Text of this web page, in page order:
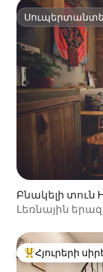
Բնակելի տուն
Լեռնային
Հյուրերի
Հյուրերի